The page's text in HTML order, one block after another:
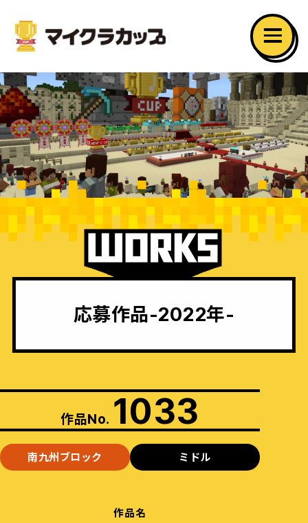
応募作品-2022年-
作品No. 1033
南九州ブロック ミドル
作品名